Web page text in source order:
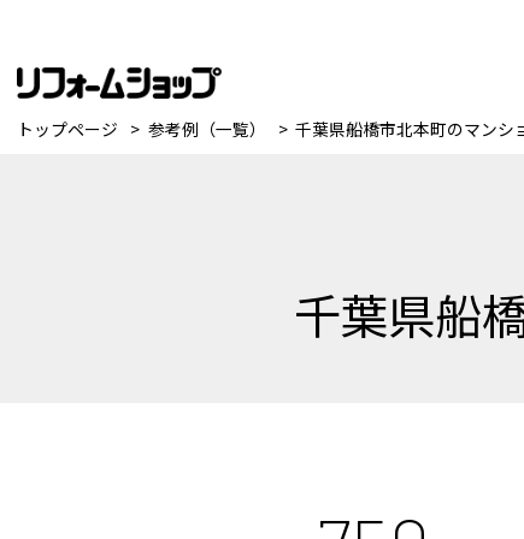
トップページ 参考例（一覧） 千葉県船橋市北本町のマンシ
千葉県船